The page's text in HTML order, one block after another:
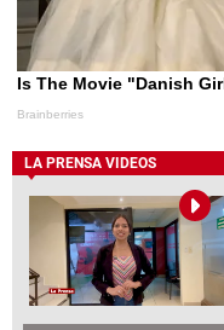
LA PRENSA VIDEOS